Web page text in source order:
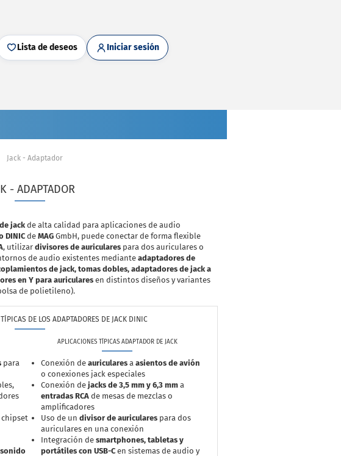
Lista de deseos Iniciar sesión
Jack - Adaptador
- ADAPTADOR
jackde alta calidad para aplicaciones de audio
DINIC deMAG GmbH, puede conectar de forma flexible
, utilizardivisores de auriculares para dos auriculares o
de audio existentes medianteadaptadores de
de jack, tomas dobles, adaptadores de jack a
en Y para auriculares en distintos diseños y variantes
de polietileno).
DE LOS ADAPTADORES DE JACK DINIC
para
chipset
APLICACIONES TÍPICAS ADAPTADOR DE JACK
Conexión de auricularesa asientos de avión
o conexiones jack especiales
Conexión de jacks de 3,5 mm y 6,3 mma
entradas RCAde mesas de mezclas o
amplificadores
Uso de un divisor de auricularespara dos
auriculares en una conexión
Integración de smartphones, tabletas y
portátiles con USB-Cen sistemas de audio y